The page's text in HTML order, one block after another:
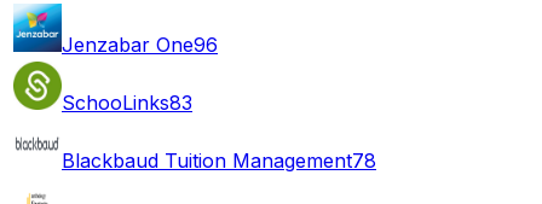
Jenzabar One96
SchooLinks83
Blackbaud Tuition Management78